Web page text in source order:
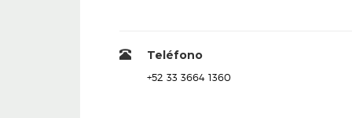
Teléfono
+52 33 3664 1360